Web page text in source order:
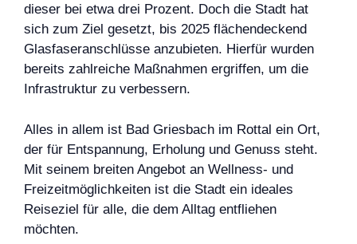
dieser bei etwa drei Prozent. Doch die Stadt hat
sich zum Ziel gesetzt, bis 2025 flächendeckend
Glasfaseranschlüsse anzubieten. Hierfür wurden
bereits zahlreiche Maßnahmen ergriffen, um die
Infrastruktur zu verbessern.
Alles in allem ist Bad Griesbach im Rottal ein Ort,
der für Entspannung, Erholung und Genuss steht.
Mit seinem breiten Angebot an Wellness- und
Freizeitmöglichkeiten ist die Stadt ein ideales
Reiseziel für alle, die dem Alltag entfliehen
möchten.